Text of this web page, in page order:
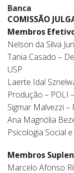
Banca
COMISSÃO
Membros
Nelson da Silva
Tania Casado –
USP
Laerte Idal
Produção – POLI
Sigmar Malvezzi –
Ana Magnólia
Psicologia Social
Membros
Marcelo Afonso